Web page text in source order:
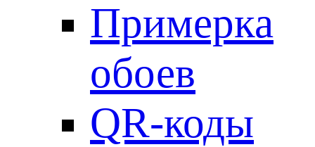
Примерка
обоев
QR-коды